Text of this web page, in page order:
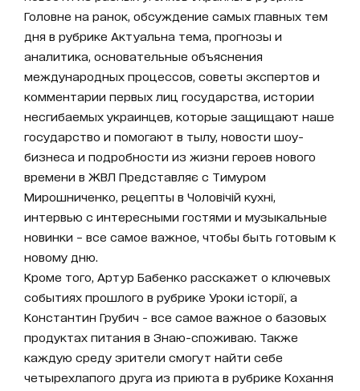
Головне на ранок, обсуждение самых главных тем
дня в рубрике Актуальна тема, прогнозы и
аналитика, основательные объяснения
международных процессов, советы экспертов и
комментарии первых лиц государства, истории
несгибаемых украинцев, которые защищают наше
государство и помогают в тылу, новости шоу-
бизнеса и подробности из жизни героев нового
времени в ЖВЛ Представляє с Тимуром
Мирошниченко, рецепты в Чоловічій кухні,
интервью с интересными гостями и музыкальные
новинки – все самое важное, чтобы быть готовым к
новому дню.
Кроме того, Артур Бабенко расскажет о ключевых
событиях прошлого в рубрике Уроки історії, а
Константин Грубич - все самое важное о базовых
продуктах питания в Знаю-споживаю. Также
каждую среду зрители смогут найти себе
четырехлапого друга из приюта в рубрике Кохання